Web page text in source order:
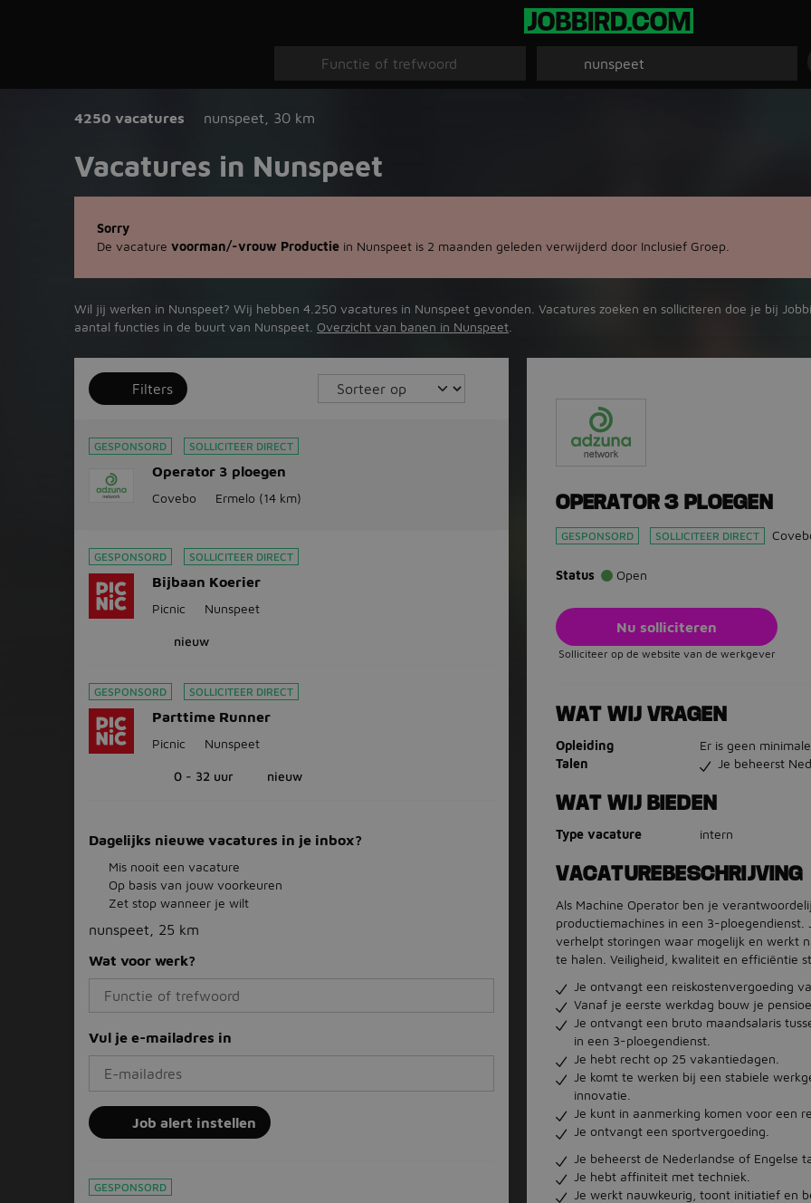
4250 vacatures nunspeet 30 km
Vacatures in Nunspeet
Sorry
De vacature voorman/-vrouw Productie in Nunspeet is 2 maanden geleden verwijderd door Inclusief Groep.
Wil jij werken in Nunspeet? Wij hebben 4.250 vacatures in Nunspeet gevonden. Vacatures zoeken en solliciteren doe je bij
aantal functies in de buurt van Nunspeet. Overzicht van banen in Nunspeet
Filters
GESPONSORD SOLLICITEER DIRECT
Operator 3 ploegen
Covebo Ermelo (14 km)
GESPONSORD SOLLICITEER DIRECT
Bijbaan Koerier
Picnic Nunspeet
nieuw
GESPONSORD SOLLICITEER DIRECT
Parttime Runner
Picnic Nunspeet
0 - 32 uur nieuw
Dagelijks nieuwe vacatures in je inbox?
Mis nooit een vacature
Op basis van jouw voorkeuren
Zet stop wanneer je wilt
nunspeet, 25 km
Wat voor werk?
Vul je e-mailadres in
Job alert instellen
GESPONSORD
OPERATOR 3 PLOEGEN
GESPONSORD SOLLICITEER DIRECT
Status Open
Nu solliciteren
Solliciteer op de website van de werkgever
WAT WIJ VRAGEN
Opleiding
Er is geen
Talen
Je beheerst
WAT WIJ BIEDEN
Type vacature intern
VACATUREBESCHRIJVING
Als Machine Operator ben je
productiemachines in een 3-
verhelpt storingen waar mogelijk en werkt
te halen. Veiligheid, kwaliteit en efficiëntie
Je ontvangt een reiskostenvergoeding
Vanaf je eerste werkdag bouw je
Je ontvangt een bruto maandsalaris
in een 3-ploegendienst.
Je hebt recht op 25 vakantiedagen.
Je komt te werken bij een stabiele
innovatie.
Je kunt in aanmerking komen voor een
Je ontvangt een sportvergoeding.
Je beheerst de Nederlandse of Engelse
Je hebt affiniteit met techniek.
Je werkt nauwkeurig, toont initiatief en